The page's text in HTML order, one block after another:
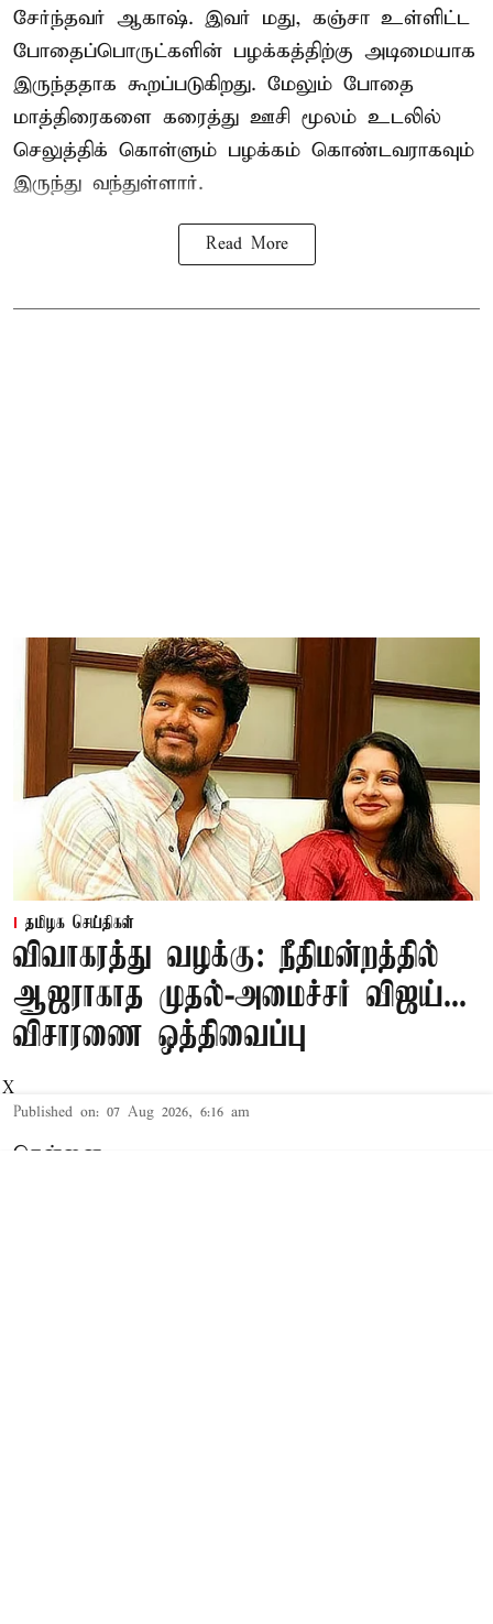
சேர்ந்தவர் ஆகாஷ். இவர் மது, கஞ்சா உள்ளிட்ட
போதைப்பொருட்களின் பழக்கத்திற்கு அடிமையாக
இருந்ததாக கூறப்படுகிறது. மேலும் போதை
மாத்திரைகளை கரைத்து ஊசி மூலம் உடலில்
செலுத்திக் கொள்ளும் பழக்கம் கொண்டவராகவும்
இருந்து வந்துள்ளார்.
Read More
தமிழக செய்திகள்
விவாகரத்து வழக்கு: நீதிமன்றத்தில்
ஆஜராகாத முதல்-அமைச்சர் விஜய்...
விசாரணை ஒத்திவைப்பு
Published on: 07 Aug 2026, 6:16 am
சென்னை,
X